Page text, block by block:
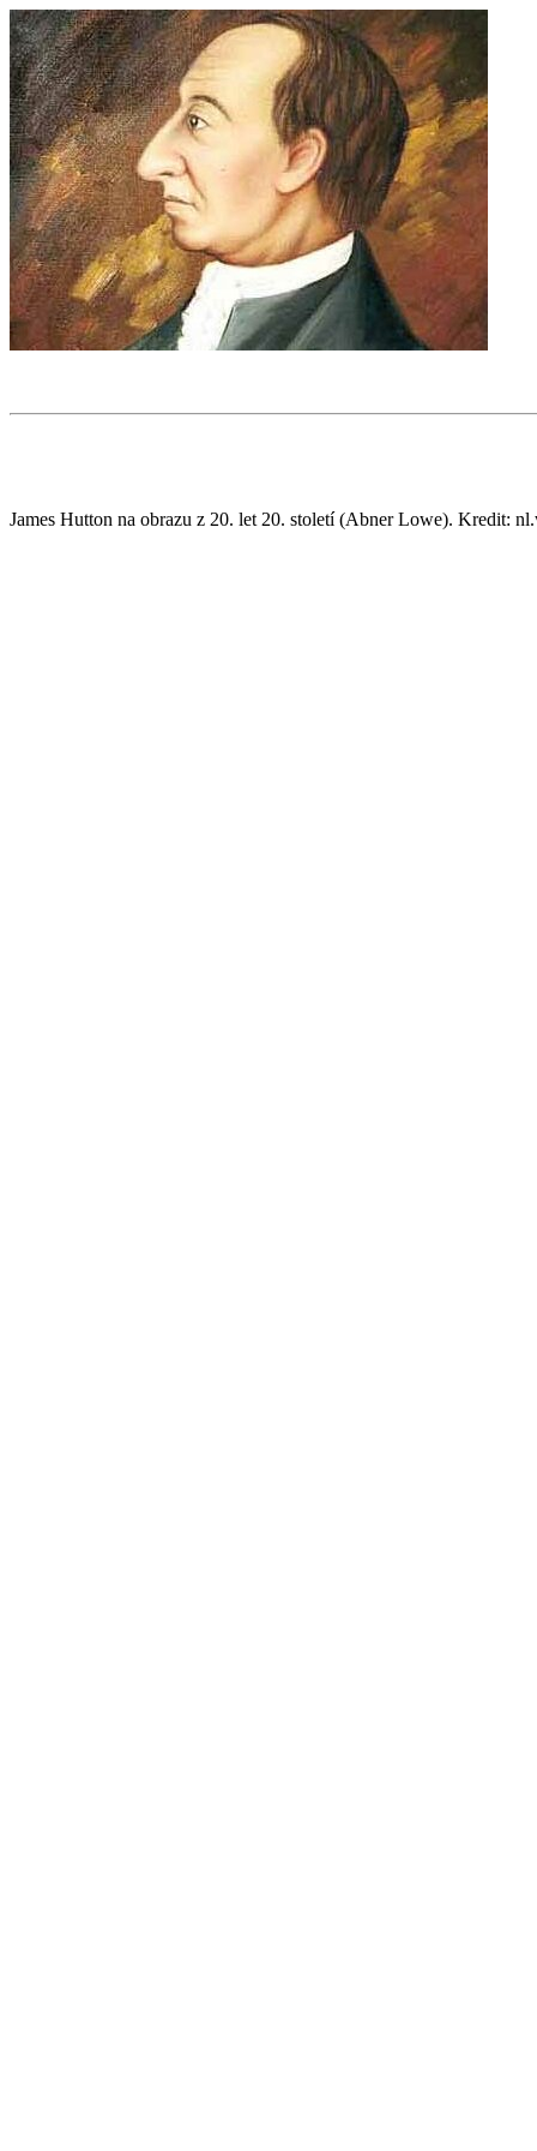
James Hutton na obrazu z 20. let 20. století (Abner Lowe). Kredit: